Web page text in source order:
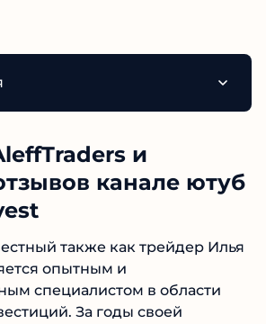
и
канале
также как трейдер
является опытным и
специалистом в области
За годы своей